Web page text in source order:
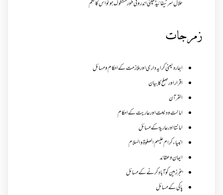
حلال سرٹیفائیڈ کمپنی اندرونی طور مشکوک ہو تو اس کا حکم
زمرجات
اجارہ یعنی کرایہ داری اور ملازمت کے احکام و مسائل
اقرار اور صلح کا بیان
القرآن
امانت ودیعت اورعاریت کے احکام
امانتا اور عاریة کے مسائل
انبیاء کرام علیہم الصلوۃ والسلام
ایمان وعقائد
بنجر زمین کو آباد کرنے کے مسائل
پاکی کے مسائل